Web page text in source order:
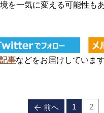
を一気に変える可能性も
事などをお届けしています
前へ 1 2